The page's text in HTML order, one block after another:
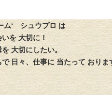
ム‘ シュウプロ は
を 大切に！
大切にしたい。
日々、仕事に 当たって おりま